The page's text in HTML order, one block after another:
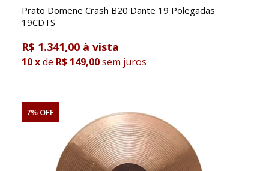
Prato Domene Crash B20 Dante 19 Polegadas
19CDTS
R$ 1.341,00
10xde R$ 149,00sem juros
7% OFF